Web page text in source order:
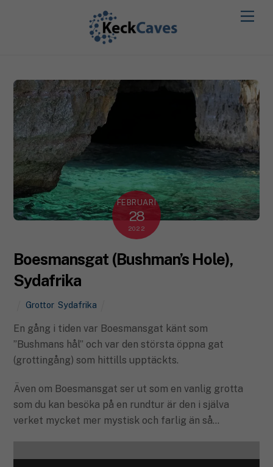
FEBRUARI
28
2022
Boesmansgat (Bushman’s Hole),
Sydafrika
Grottor, Sydafrika
En gång i tiden var Boesmansgat känt som
”Bushmans hål” och var den största öppna gat
(grottingång) som hittills upptäckts.
Även om Boesmansgat ser ut som en vanlig grotta
som du kan besöka på en rundtur är den i själva
verket mycket mer mystisk och farlig än så…